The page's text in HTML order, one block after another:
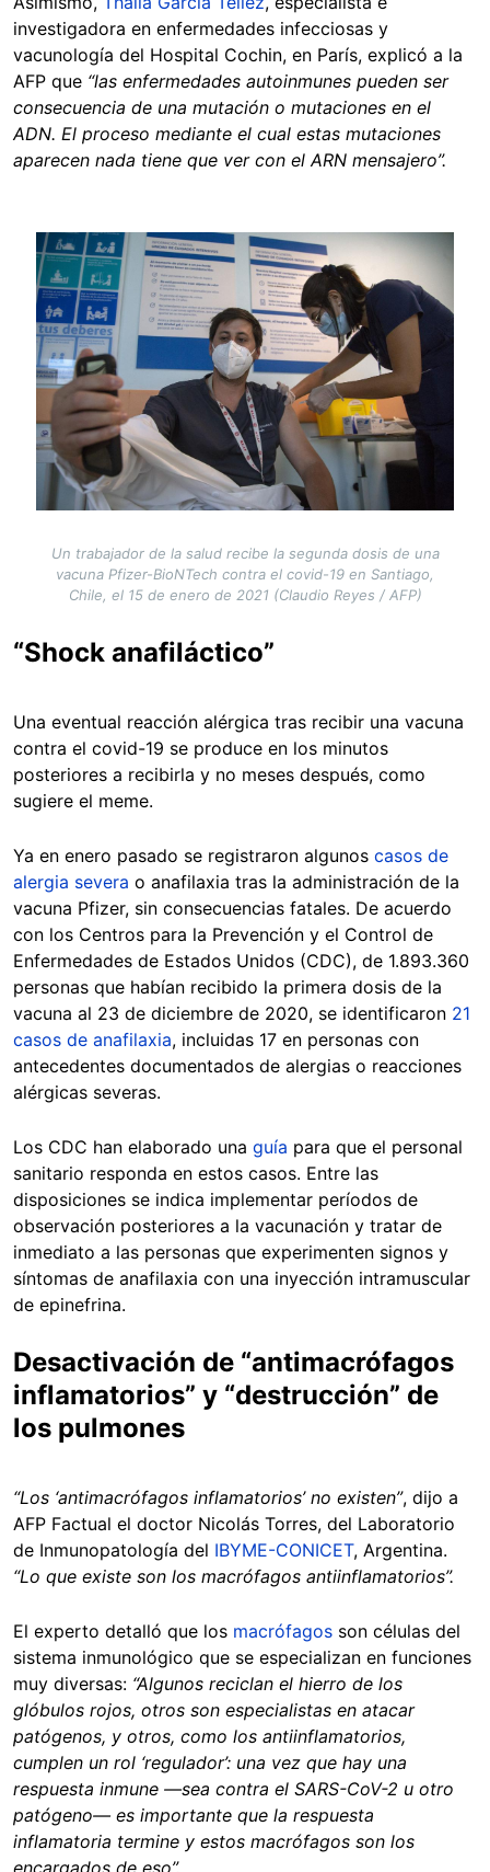
investigadora en enfermedades infecciosas y
vacunología del Hospital Cochin, en París, explicó a la
AFP que “las enfermedades autoinmunes pueden ser
consecuencia de una mutación o mutaciones en el
ADN. El proceso mediante el cual estas mutaciones
aparecen nada tiene que ver con el ARN mensajero”.
Image
Un trabajador de la salud recibe la segunda dosis de una
vacuna Pfizer-BioNTech contra el covid-19 en Santiago,
Chile, el 15 de enero de 2021 (Claudio Reyes / AFP)
“Shock anafiláctico”
Una eventual reacción alérgica tras recibir una vacuna
contra el covid-19 se produce en los minutos
posteriores a recibirla y no meses después, como
sugiere el meme.
Ya en enero pasado se registraron algunos casos de
alergia severa o anafilaxia tras la administración de la
vacuna Pfizer, sin consecuencias fatales. De acuerdo
con los Centros para la Prevención y el Control de
Enfermedades de Estados Unidos (CDC), de 1.893.360
personas que habían recibido la primera dosis de la
vacuna al 23 de diciembre de 2020, se identificaron 21
casos de anafilaxia, incluidas 17 en personas con
antecedentes documentados de alergias o reacciones
alérgicas severas.
Los CDC han elaborado una guía para que el personal
sanitario responda en estos casos. Entre las
disposiciones se indica implementar períodos de
observación posteriores a la vacunación y tratar de
inmediato a las personas que experimenten signos y
síntomas de anafilaxia con una inyección intramuscular
de epinefrina.
Desactivación de “antimacrófagos
inflamatorios” y “destrucción” de
los pulmones
“Los ‘antimacrófagos inflamatorios’ no existen”, dijo a
AFP Factual el doctor Nicolás Torres, del Laboratorio
de Inmunopatología del IBYME-CONICET, Argentina.
“Lo que existe son los macrófagos antiinflamatorios”.
El experto detalló que los macrófagos son células del
sistema inmunológico que se especializan en funciones
muy diversas: “Algunos reciclan el hierro de los
glóbulos rojos, otros son especialistas en atacar
patógenos, y otros, como los antiinflamatorios,
cumplen un rol ‘regulador’: una vez que hay una
respuesta inmune —sea contra el SARS-CoV-2 u otro
patógeno— es importante que la respuesta
inflamatoria termine y estos macrófagos son los